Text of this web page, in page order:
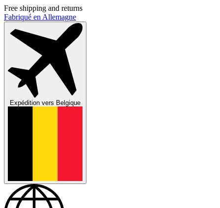
Free shipping and returns
Fabriqué en Allemagne
Expédition vers Belgique